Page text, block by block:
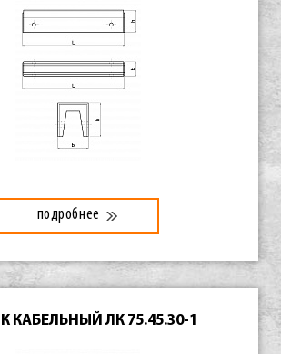
подробнее
КАБЕЛЬНЫЙ ЛК 75.45.30-1